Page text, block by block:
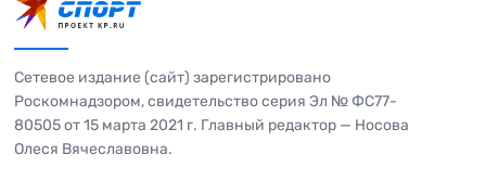
Сетевое издание (сайт) зарегистрировано
Роскомнадзором, свидетельство серия Эл № ФС77-
80505 от 15 марта 2021 г. Главный редактор — Носова
Олеся Вячеславовна.